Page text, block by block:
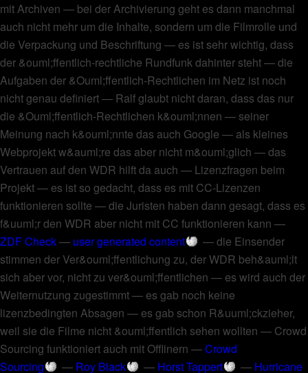
mit Archiven — bei der Archivierung geht es dann manchmal
auch nicht mehr um die Inhalte, sondern um die Filmrolle und
die Verpackung und Beschriftung — es ist sehr wichtig, dass
der &ouml;ffentlich-rechtliche Rundfunk dahinter steht—die
Aufgaben der &Ouml;ffentlich-Rechtlichen im Netz ist noch
nicht genau definiert— Ralf glaubt nicht daran, dass das nur
die &Ouml;ffentlich-Rechtlichen k&ouml;nnen — seiner
Meinung nach k&ouml;nnte das auch Google — als kleines
Webprojekt w&auml;re das aber nicht m&ouml;glich —das
Vertrauen auf den WDR hilft da auch — Lizenzfragen beim
Projekt— es ist so gedacht, dass es mit CC-Lizenzen
funktionieren sollte —die Juristen haben dann gesagt, dass es
f&uuml;r den WDR aber nicht mit CC funktionieren kann —
ZDF Check— user generated content —die Einsender
stimmen der Ver&ouml;ffentlichung zu, der WDR beh&auml;lt
sich aber vor, nicht zu ver&ouml;ffentlichen — es wird auch der
Weiternutzung zugestimmt— es gab noch keine
lizenzbedingten Absagen — es gab schon R&uuml;ckzieher,
weil sie die Filme nicht &ouml;ffentlich sehen wollten — Crowd
Sourcing funktioniert auch mit Offlinern —Crowd
Sourcing
— Roy Black — Horst Tappert — Hurricane